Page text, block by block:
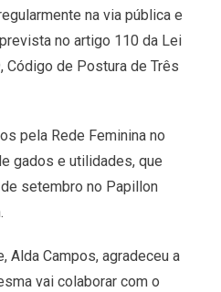
na via pública e
no artigo 110 da Lei
Código de Postura de Três
pela Rede Feminina no
gados e utilidades, que
setembro no Papillon
Alda Campos, agradeceu a
vai colaborar com o